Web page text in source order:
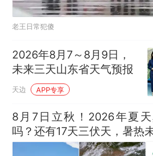
老王日常犯傻
2026年8月7～8月9日，
未来三天山东省天气预报
天边 APP专享
8月7日立秋！2026年夏
吗？还有17天三伏天，暑热